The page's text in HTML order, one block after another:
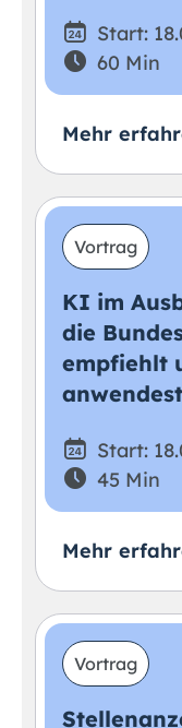
Start:
60 Min
Mehr
Vortrag
KI im
die
empfiehlt
anwendest
Start:
45 Min
Mehr
Vortrag